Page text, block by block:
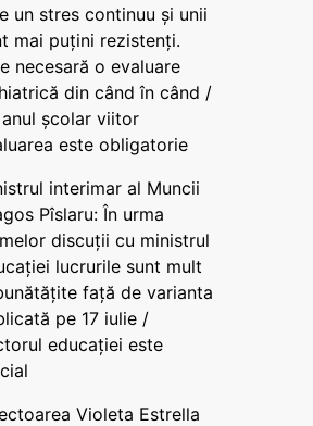
un stres continuu și unii
mai puțini rezistenți.
necesară o evaluare
din când în când /
anul școlar viitor
este obligatorie
interimar al Muncii
Pîslaru: În urma
discuții cu ministrul
lucrurile sunt mult
față de varianta
pe 17 iulie /
educației este
Violeta Estrella